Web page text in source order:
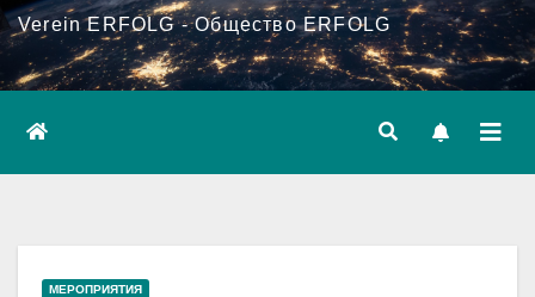
Verein ERFOLG - Общество ERFOLG
МЕРОПРИЯТИЯ